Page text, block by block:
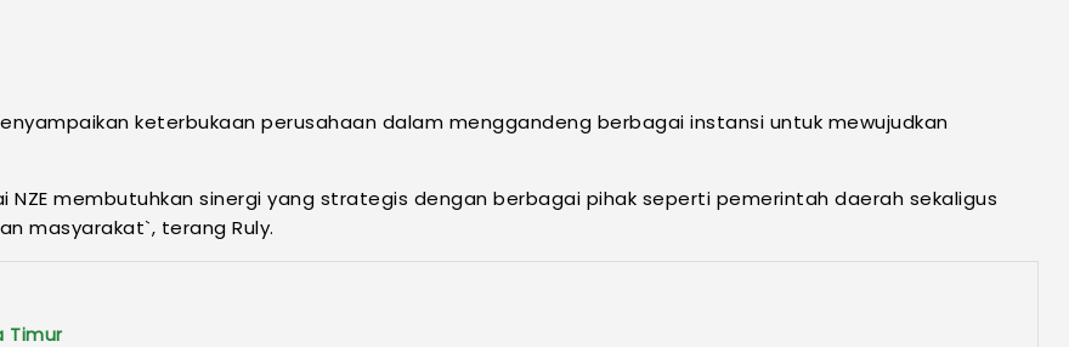
keterbukaan perusahaan dalam menggandeng berbagai instansi untuk mewujudkan
NZE membutuhkan sinergi yang strategis dengan berbagai pihak seperti pemerintah daerah sekaligus
masyarakat`, terang Ruly.
Timur